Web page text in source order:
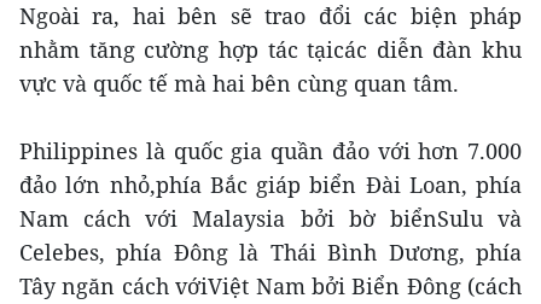
Ngoài ra, hai bên sẽ trao đổi các biện pháp
nhằm tăng cường hợp tác tạicác diễn đàn khu
vực và quốc tế mà hai bên cùng quan tâm.
Philippines là quốc gia quần đảo với hơn 7.000
đảo lớn nhỏ,phía Bắc giáp biển Đài Loan, phía
Nam cách với Malaysia bởi bờ biểnSulu và
Celebes, phía Đông là Thái Bình Dương, phía
Tây ngăn cách vớiViệt Nam bởi Biển Đông (cách